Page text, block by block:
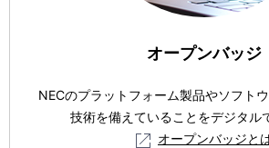
オープンバッジ
NECのプラットフォーム製品やソフト
技術を備えていることをデジタル
オープンバッジと